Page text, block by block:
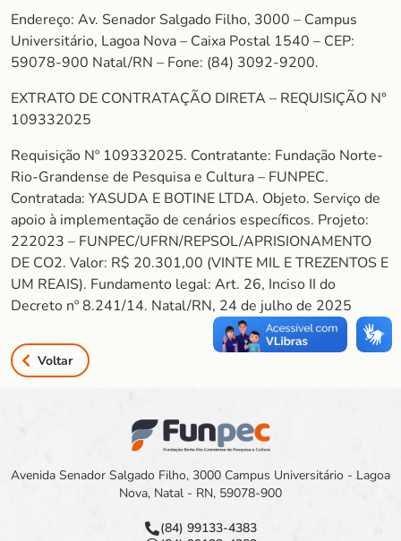
Endereço: Av. Senador Salgado Filho, 3000 – Campus
Universitário, Lagoa Nova – Caixa Postal 1540 – CEP:
59078-900 Natal/RN – Fone: (84) 3092-9200.
EXTRATO DE CONTRATAÇÃO DIRETA – REQUISIÇÃO N°
109332025
Requisição Nº 109332025. Contratante: Fundação Norte-
Rio-Grandense de Pesquisa e Cultura – FUNPEC.
Contratada: YASUDA E BOTINE LTDA. Objeto. Serviço de
apoio à implementação de cenários específicos. Projeto:
222023 – FUNPEC/UFRN/REPSOL/APRISIONAMENTO
DE CO2. Valor: R$ 20.301,00 (VINTE MIL E TREZENTOS E
UM REAIS). Fundamento legal: Art. 26, Inciso II do
Decreto nº 8.241/14. Natal/RN, 24 de julho de 2025
Voltar
Avenida Senador Salgado Filho, 3000 Campus Universitário - Lagoa
Nova, Natal - RN, 59078-900
(84) 99133-4383